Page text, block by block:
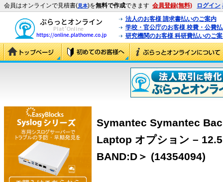
会員はオンラインで見積書(見本)を無料で作成できます 会員登録(無料) ログイン
法人のお客様 請求書払いのご案内
学校・官公庁のお客様 校費・公費
研究機関のお客様 科研費払いのご
Symantec Symantec
Laptop オプション –
BAND:D＞ (14354094)